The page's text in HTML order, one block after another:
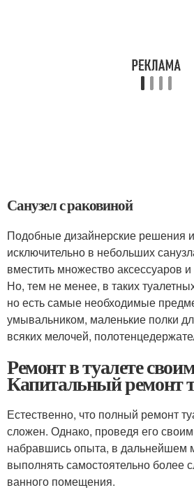
Санузел с раковиной
Подобные дизайнерские решения
исключительно в небольших
вместить множество аксессуаров
Но, тем не менее, в таких
но есть самые необходимые
умывальником, маленькие полки
всяких мелочей,
Ремонт в туалете
Капитальный ремонт
Естественно, что полный ремонт
сложен. Однако, проведя его
набравшись опыта, в дальнейшем
выполнять самостоятельно более
ванного помещения.